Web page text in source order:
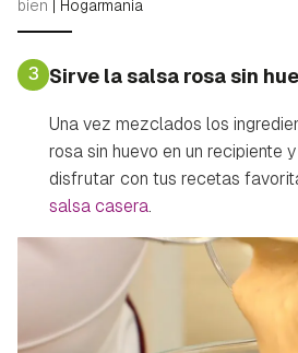
bien | Hogarmania
3 Sirve la salsa rosa sin
Una vez mezclados los
rosa sin huevo en un recipiente
disfrutar con tus recetas
salsa casera.